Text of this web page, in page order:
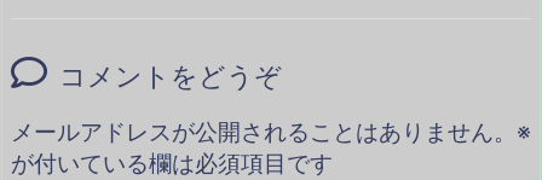
コメントをどうぞ
メールアドレスが公開されることはありません。 ※
が付いている欄は必須項目です